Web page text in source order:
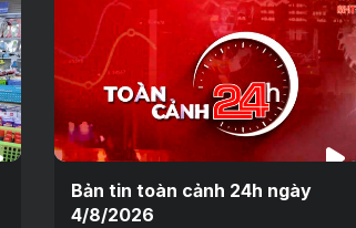
Bản tin toàn cảnh 24h ngày
4/8/2026